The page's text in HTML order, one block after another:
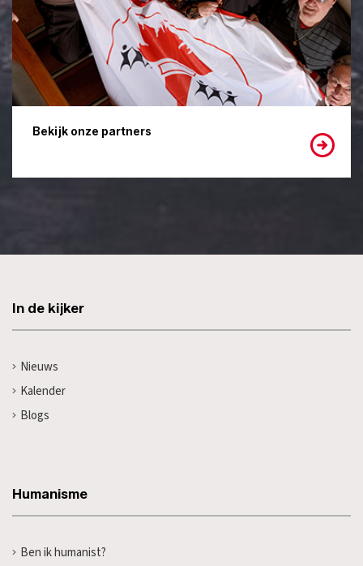
Bekijk onze partners
In de kijker
Nieuws
Kalender
Blogs
Humanisme
Ben ik humanist?